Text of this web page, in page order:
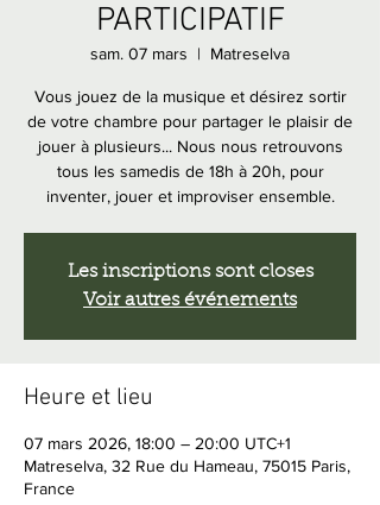
PARTICIPATIF
sam. 07 mars
  |
Matreselva
Vous jouez de la musique et désirez sortir
de votre chambre pour partager le plaisir de
jouer à plusieurs... Nous nous retrouvons
tous les samedis de 18h à 20h, pour
inventer, jouer et improviser ensemble.
Les inscriptions sont closes
Voir autres événements
Heure et lieu
07 mars 2026, 18:00 – 20:00 UTC+1
Matreselva, 32 Rue du Hameau, 75015 Paris,
France